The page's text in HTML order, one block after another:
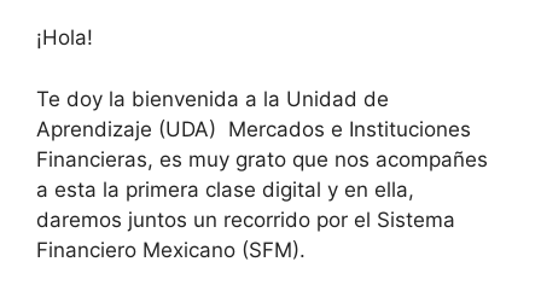
¡Hola!
Te doy la bienvenida a la Unidad de
Aprendizaje (UDA) Mercados e Instituciones
Financieras, es muy grato que nos acompañes
a esta la primera clase digital y en ella,
daremos juntos un recorrido por el Sistema
Financiero Mexicano (SFM).